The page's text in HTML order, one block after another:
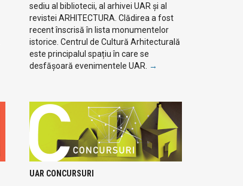
sediu al bibliotecii, al arhivei UAR și al
revistei ARHITECTURA. Clădirea a fost
recent înscrisă în lista monumentelor
istorice. Centrul de Cultură Arhitecturală
este principalul spațiu în care se
desfășoară evenimentele UAR. →
UAR CONCURSURI